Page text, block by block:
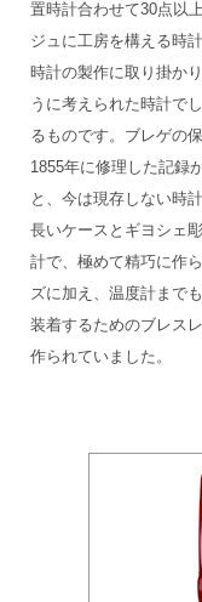
置時計合わせて30点以
ジュに工房を構える時
時計の製作に取り掛か
うに考えられた時計で
るものです。ブレゲの
1855年に修理した記録
と、今は現存しない時
長いケースとギヨシェ
計で、極めて精巧に作
ズに加え、温度計まで
装着するためのブレス
作られていました。